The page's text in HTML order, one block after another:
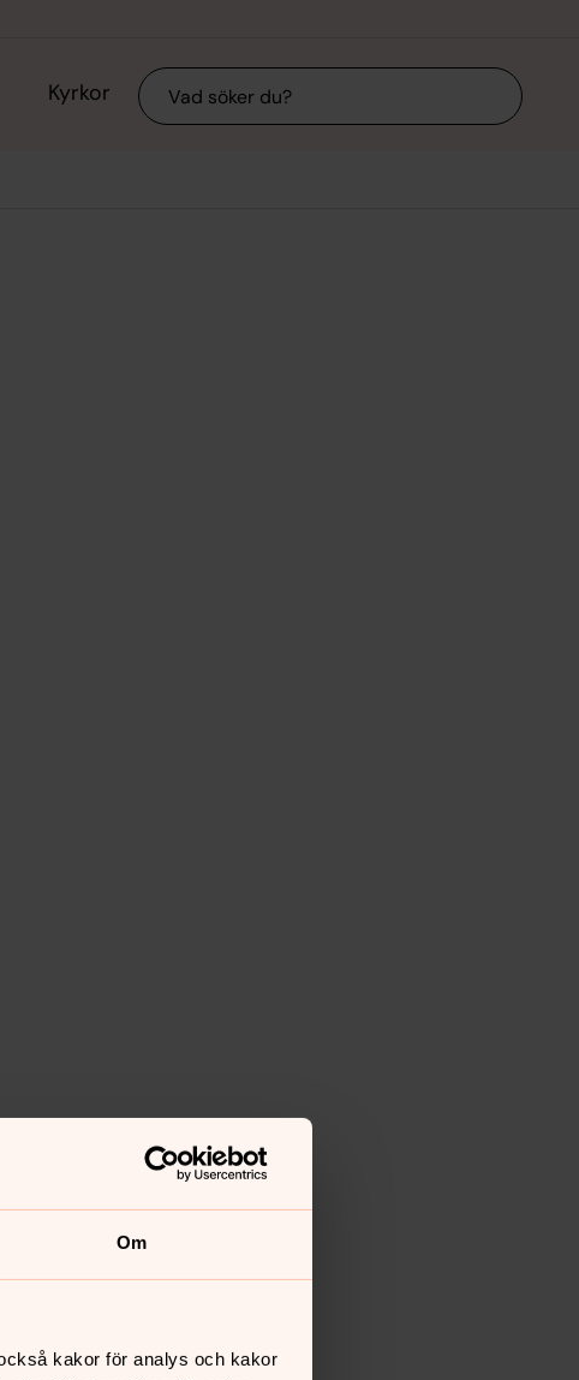
Om
kakor för analys och kakor
Kyrkor Sök